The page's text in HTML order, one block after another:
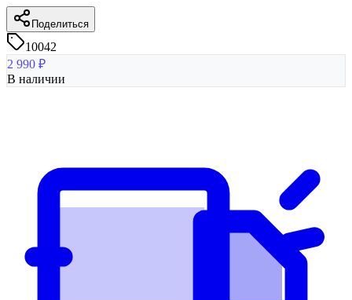
Поделиться
10042
2 990 ₽
В наличии